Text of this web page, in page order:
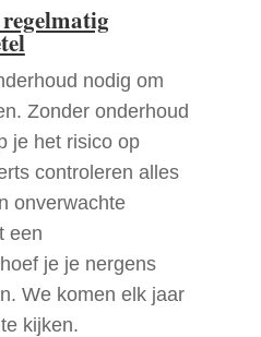
nodig om
Zonder onderhoud
je het risico op
controleren alles
onverwachte
een
je je nergens
We komen elk jaar
kijken.